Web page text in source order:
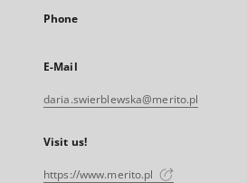
Phone
E-Mail
daria.swierblewska@merito.pl
Visit us!
https://www.merito.pl